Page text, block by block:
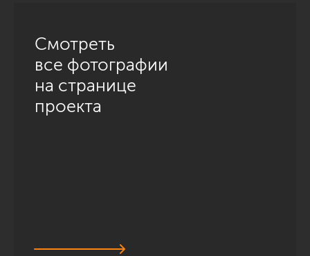
Смотреть
все фотографии
на странице
проекта